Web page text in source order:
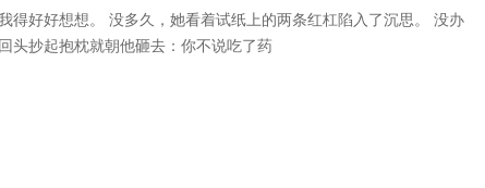
得好好想想。 没多久，她看着试纸上的两条红杠陷入了沉思。 没办
头抄起抱枕就朝他砸去：你不说吃了药